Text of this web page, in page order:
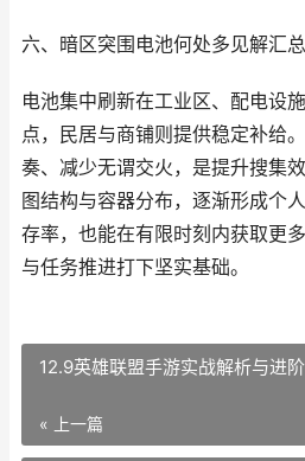
六、暗区突围电池何处多见解汇总
电池集中刷新在工业区、配电设
点，民居与商铺则提供稳定补给
奏、减少无谓交火，是提升搜集
图结构与容器分布，逐渐形成个
存率，也能在有限时刻内获取更
与任务推进打下坚实基础。
12.9英雄联盟手游实战解析与进
« 上一篇